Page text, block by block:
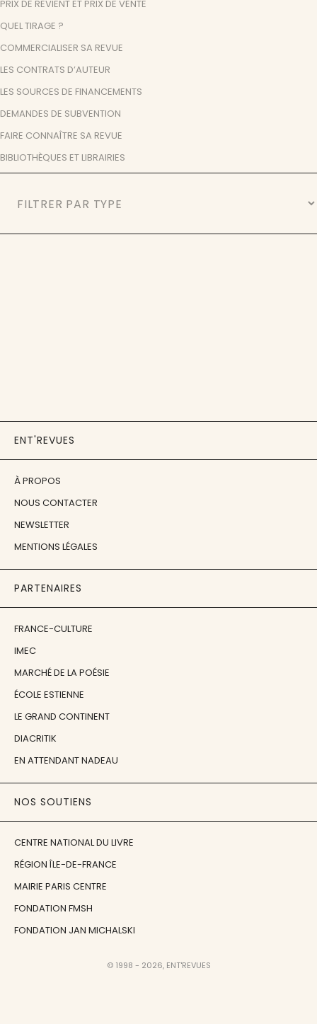
PRIX DE REVIENT ET PRIX DE VENTE
QUEL TIRAGE ?
COMMERCIALISER SA REVUE
LES CONTRATS D’AUTEUR
LES SOURCES DE FINANCEMENTS
DEMANDES DE SUBVENTION
FAIRE CONNAÎTRE SA REVUE
BIBLIOTHÈQUES ET LIBRAIRIES
ENT'REVUES
À PROPOS
NOUS CONTACTER
NEWSLETTER
MENTIONS LÉGALES
PARTENAIRES
FRANCE-CULTURE
IMEC
MARCHÉ DE LA POÉSIE
ÉCOLE ESTIENNE
LE GRAND CONTINENT
DIACRITIK
EN ATTENDANT NADEAU
NOS SOUTIENS
CENTRE NATIONAL DU LIVRE
RÉGION ÎLE-DE-FRANCE
MAIRIE PARIS CENTRE
FONDATION FMSH
FONDATION JAN MICHALSKI
© 1998 - 2026, ENT'REVUES